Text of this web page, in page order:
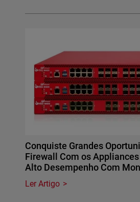
Conquiste Grandes
Firewall Com os
Alto Desempenho Com
Ler Artigo